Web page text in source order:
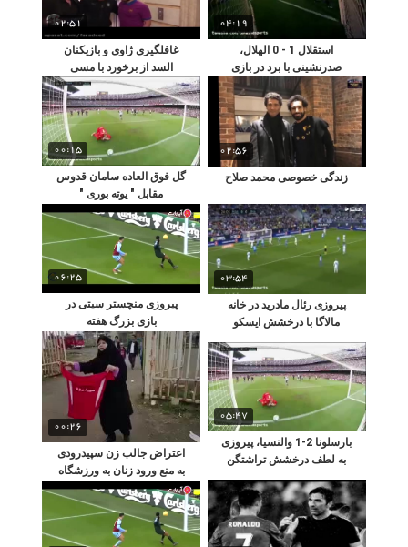
04:19
استقلال 1 - 0 الهلال،
صدرنشینی با برد در بازی
حیثیتی
02:51
غافلگیری ژاوی و بازیکنان
السد از برخورد با مسی
ایرانی
02:56
زندگی خصوصی محمد صلاح
00:15
گل فوق العاده سامان قدوس
مقابل " یوته‌ بوری "
03:54
پیروزی رئال مادرید در خانه
مالاگا با درخشش ایسکو
06:25
پیروزی منچستر سیتی در
بازی بزرگ هفته
05:47
بارسلونا 2-1 والنسیا، پیروزی
به لطف درخشش تراشتگن
00:26
اعتراض جالب زن سپیدرودی
به منع ورود زنان به ورزشگاه